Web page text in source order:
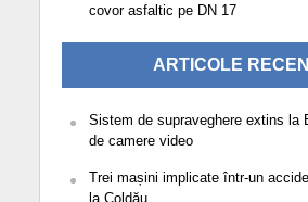
covor asfaltic pe DN 17
ARTICOLE
Sistem de supraveghere extins la
de camere video
Trei mașini implicate într-un
la Coldău